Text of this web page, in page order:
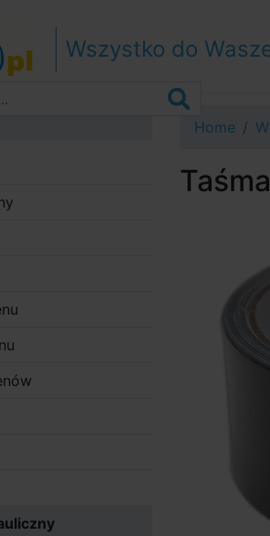
bocznegoWszystko do
Home